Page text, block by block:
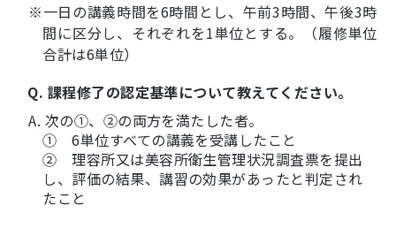
※一日の講義時間を6時間とし、午前3時間、午後3時
間に区分し、それぞれを1単位とする。（履修単位
合計は6単位）
Q. 課程修了の認定基準について教えてください。
A. 次の①、②の両方を満たした者。
① 6単位すべての講義を受講したこと
② 理容所又は美容所衛生管理状況調査票を提出
し、評価の結果、講習の効果があったと判定され
たこと